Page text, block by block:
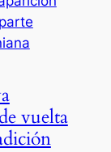
vuelta